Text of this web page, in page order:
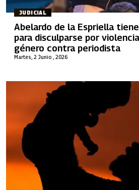
JUDICIAL
Martes, 2 Junio , 2026
Abelardo de la Espriella
para disculparse por
género contra periodista